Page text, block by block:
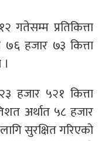
प्रतिकित्ता
हजार ७३ कित्ता
हजार ५२१ कित्ता
अर्थात ५८ हजार
सुरक्षित गरिएको